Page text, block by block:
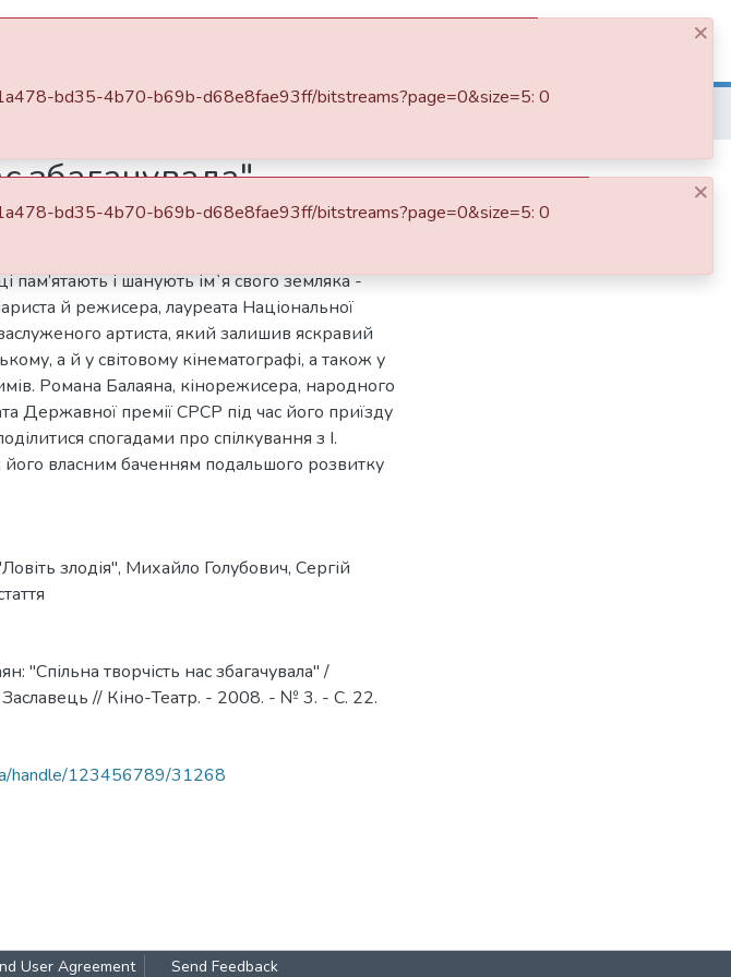
збагачувала"
пам’ятають і шанують ім`я свого земляка -
й режисера, лауреата Національної
артиста, який залишив яскравий
а й у світовому кінематографі, а також у
Романа Балаяна, кінорежисера, народного
Державної премії СРСР під час його приїзду
спогадами про спілкування з І.
власним баченням подальшого розвитку
злодія", Михайло Голубович, Сергій
"Спільна творчість нас збагачувала" /
Заславець // Кіно-Театр. - 2008. - № 3. - С. 22.
handle/123456789/31268
User Agreement Send Feedback
×
bd35-4b70-b69b-d68e8fae93ff/bitstreams?page=0&size=5: 0
×
bd35-4b70-b69b-d68e8fae93ff/bitstreams?page=0&size=5: 0